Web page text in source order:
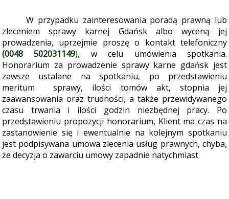
W przypadku zainteresowania poradą prawną lub
zleceniem sprawy karnej Gdańsk albo wyceną jej
prowadzenia, uprzejmie proszę o kontakt telefoniczny
(0048 502031149), w celu umówienia spotkania.
Honorarium za prowadzenie sprawy karne gdańsk jest
zawsze ustalane na spotkaniu, po przedstawieniu
meritum sprawy, ilości tomów akt, stopnia jej
zaawansowania oraz trudności, a także przewidywanego
czasu trwania i ilości godzin niezbędnej pracy. Po
przedstawieniu propozycji honorarium, Klient ma czas na
zastanowienie się i ewentualnie na kolejnym spotkaniu
jest podpisywana umowa zlecenia usług prawnych, chyba,
że decyzja o zawarciu umowy zapadnie natychmiast.